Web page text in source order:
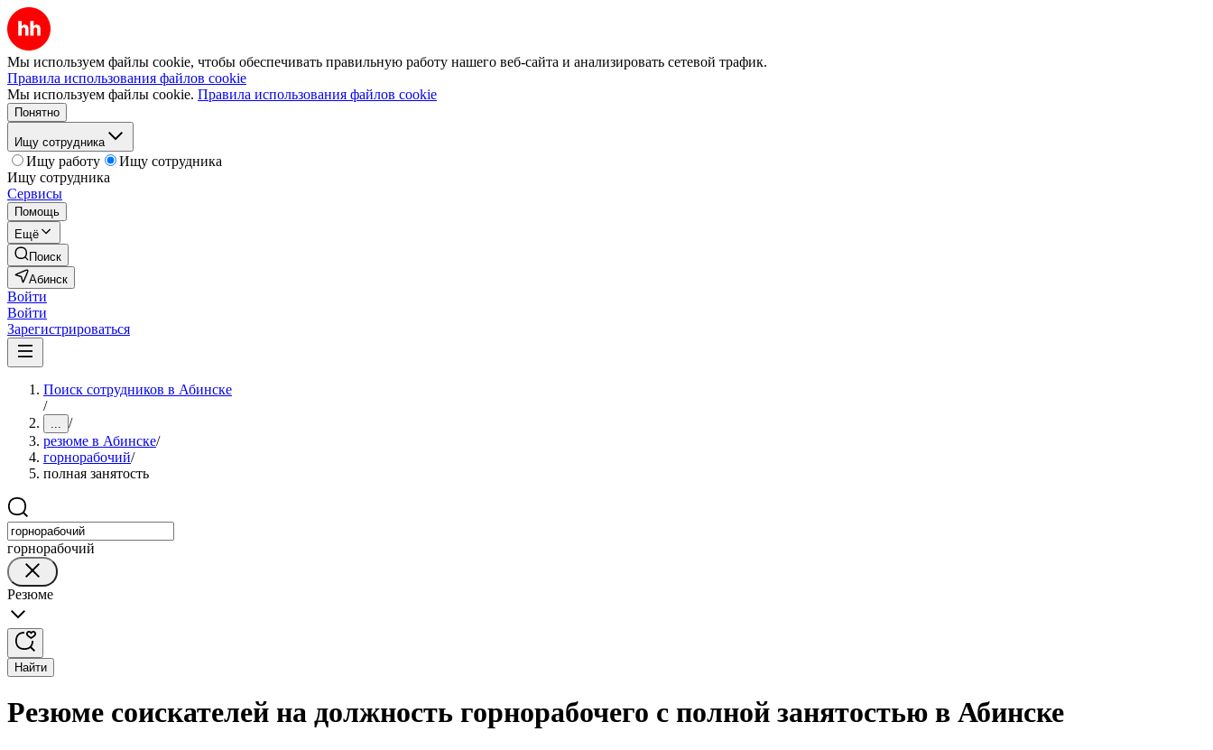
Мы используем файлы cookie, чтобы обеспечивать правильную работу нашего веб-сайта и анализировать сетевой трафик.
Правила использования файлов cookie
Мы используем файлы cookie. Правила использования файлов cookie
Понятно
Ищу сотрудника
Ищу работу
Ищу сотрудника
Ищу сотрудника
Сервисы
Помощь
Ещё
Поиск
Абинск
Войти
Войти
Зарегистрироваться
Поиск сотрудников в Абинске
/
... /
резюме в Абинске/
горнорабочий/
полная занятость
горнорабочий
Резюме
Найти
Резюме соискателей на должность горнорабочего с полной занятостью в Абинске